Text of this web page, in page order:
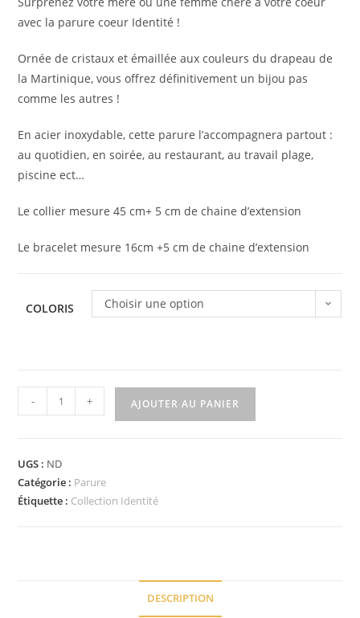
€ 75,00
avec la parure coeur Identité !
Ornée de cristaux et émaillée aux couleurs du drapeau de
la Martinique, vous offrez définitivement un bijou pas
comme les autres !
En acier inoxydable, cette parure l’accompagnera partout :
au quotidien, en soirée, au restaurant, au travail plage,
piscine ect…
Le collier mesure 45 cm+ 5 cm de chaine d’extension
Le bracelet mesure 16cm +5 cm de chaine d’extension
COLORIS Choisir une option
quantité
de
drapeau
Strassée
- + AJOUTER AU PANIER
UGS : ND
Catégorie : Parure
Étiquette : Collection Identité
DESCRIPTION